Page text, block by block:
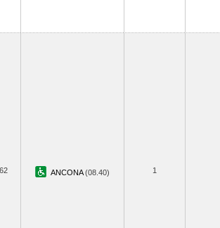
ANCONA(08.40) 1